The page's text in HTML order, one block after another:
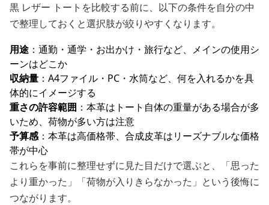
黒 レザー トートを比較する前に、以下の条件を自分の中
で整理しておくと選択肢が絞りやすくなります。
用途 ：通勤・通学・お出かけ・旅行など、メインの使用シ
ーンはどこか
収納量 ：A4ファイル・PC・水筒など、何を入れるかを具
体的にイメージする
重さの許容範囲 ：本革はトート自体の重量がある場合が多
いため、荷物が多い方は注意
予算感：本革は高価格帯、合成皮革はリーズナブルな価格
帯が中心
これらを事前に整理せずに見た目だけで選ぶと、「思った
より重かった」「荷物が入りきらなかった」という後悔に
つながります。